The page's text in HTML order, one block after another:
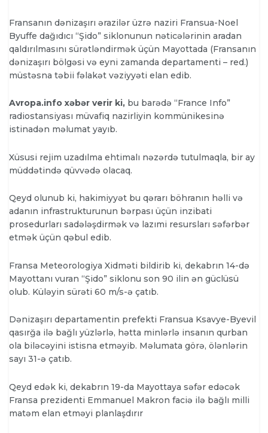
Fransanın dənizaşırı ərazilər üzrə naziri Fransua-Noel
Byuffe dağıdıcı “Şido” siklonunun nəticələrinin aradan
qaldırılmasını sürətləndirmək üçün Mayottada (Fransanın
dənizaşırı bölgəsi və eyni zamanda departamenti – red.)
müstəsna təbii fəlakət vəziyyəti elan edib.
Avropa.info xəbər verir ki, bu barədə “France Info”
radiostansiyası müvafiq nazirliyin kommünikesinə
istinadən məlumat yayıb.
Xüsusi rejim uzadılma ehtimalı nəzərdə tutulmaqla, bir ay
müddətində qüvvədə olacaq.
Qeyd olunub ki, hakimiyyət bu qərarı böhranın həlli və
adanın infrastrukturunun bərpası üçün inzibati
prosedurları sadələşdirmək və lazımi resursları səfərbər
etmək üçün qəbul edib.
Fransa Meteorologiya Xidməti bildirib ki, dekabrın 14-də
Mayottanı vuran “Şido” siklonu son 90 ilin ən güclüsü
olub. Küləyin sürəti 60 m/s-ə çatıb.
Dənizaşırı departamentin prefekti Fransua Ksavye-Byevil
qasırğa ilə bağlı yüzlərlə, hətta minlərlə insanın qurban
ola biləcəyini istisna etməyib. Məlumata görə, ölənlərin
sayı 31-ə çatıb.
Qeyd edək ki, dekabrın 19-da Mayottaya səfər edəcək
Fransa prezidenti Emmanuel Makron faciə ilə bağlı milli
matəm elan etməyi planlaşdırır